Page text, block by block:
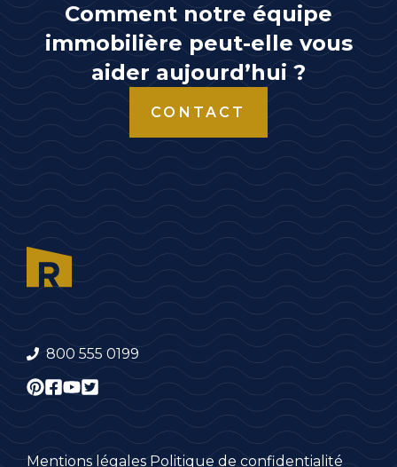
Comment notre équipe
immobilière peut-elle vous
aider aujourd’hui ?
CONTACT
800 555 0199
Mentions légales Politique de confidentialité